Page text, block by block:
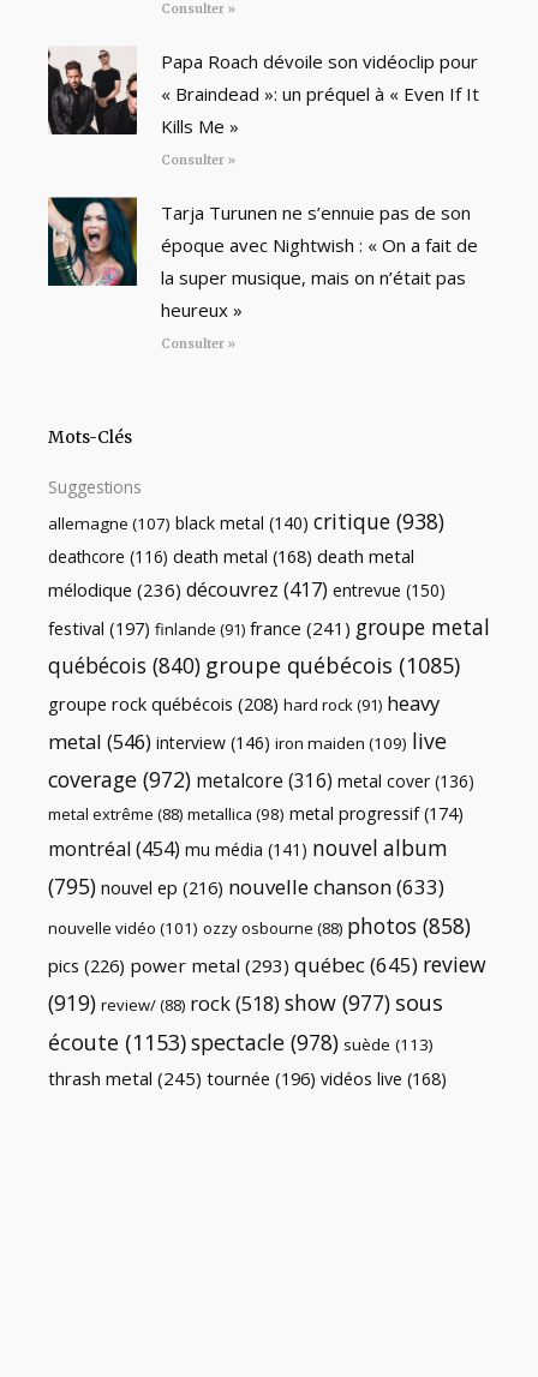
Consulter »
Papa Roach dévoile son vidéoclip pour
« Braindead »: un préquel à « Even If It
Kills Me »
Consulter »
Tarja Turunen ne s’ennuie pas de son
époque avec Nightwish : « On a fait de
la super musique, mais on n’était pas
heureux »
Consulter »
Mots-Clés
Suggestions
allemagne (107) black metal (140) critique (938)
deathcore (116) death metal (168) death metal
mélodique (236) découvrez (417) entrevue (150)
festival (197) finlande (91) france (241) groupe metal
québécois (840) groupe québécois (1085)
groupe rock québécois (208) hard rock(91) heavy
metal (546) interview (146) iron maiden (109) live
coverage (972) metalcore (316) metal cover (136)
metal extrême (88) metallica (98) metal progressif(174)
montréal (454) mu média (141) nouvel album
(795) nouvel ep (216) nouvelle chanson(633)
nouvelle vidéo (101) ozzy osbourne (88) photos (858)
pics (226) power metal (293) québec(645) review
(919) review/(88) rock(518) show (977) sous
écoute (1153)spectacle (978) suède (113)
thrash metal (245) tournée (196) vidéos live (168)